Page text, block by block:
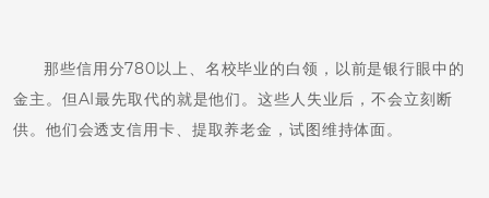
那些信用分780以上、名校毕业的白领，以前是银行眼中的
金主。但AI最先取代的就是他们。这些人失业后，不会立刻断
供。他们会透支信用卡、提取养老金，试图维持体面。